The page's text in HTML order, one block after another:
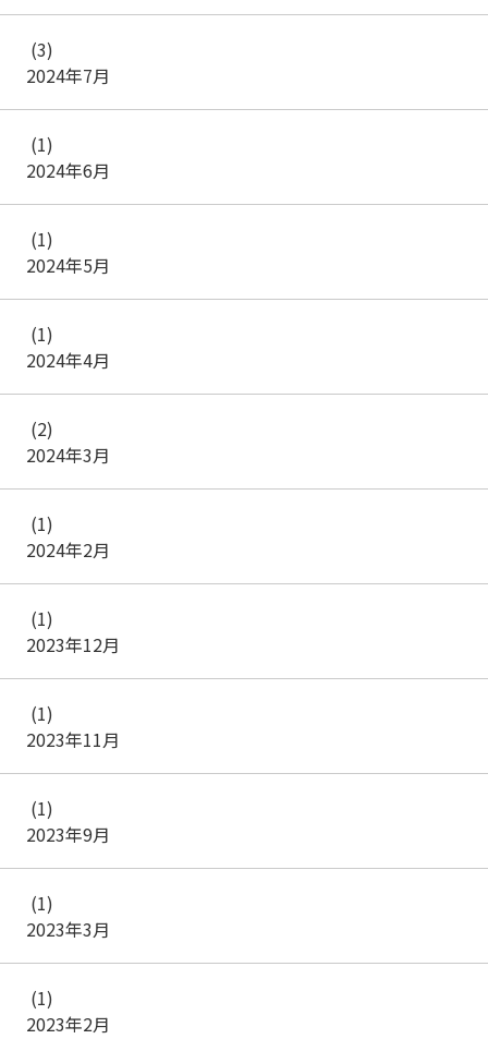
2024年7月
(3)
2024年6月
(1)
2024年5月
(1)
2024年4月
(1)
2024年3月
(2)
2024年2月
(1)
2023年12月
(1)
2023年11月
(1)
2023年9月
(1)
2023年3月
(1)
2023年2月
(1)